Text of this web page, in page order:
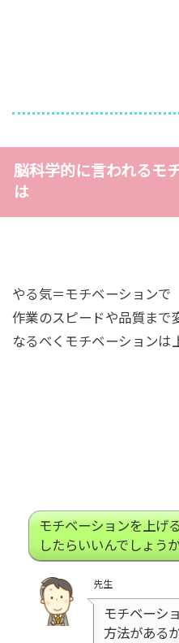
脳科学的に言われるモ
は
やる気＝モチベーションで
作業のスピードや品質まで
なるべくモチベーションは
モチベーションを上げ
したらいいんでしょう
先生
モチベーシ
方法がある